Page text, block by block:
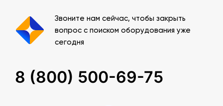
Звоните нам сейчас, чтобы закрыть
вопрос с поиском оборудования уже
сегодня
8 (800) 500-69-75